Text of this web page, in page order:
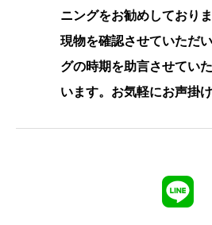
ニングをお勧めしておりま
現物を確認させていただ
グの時期を助言させてい
います。お気軽にお声掛